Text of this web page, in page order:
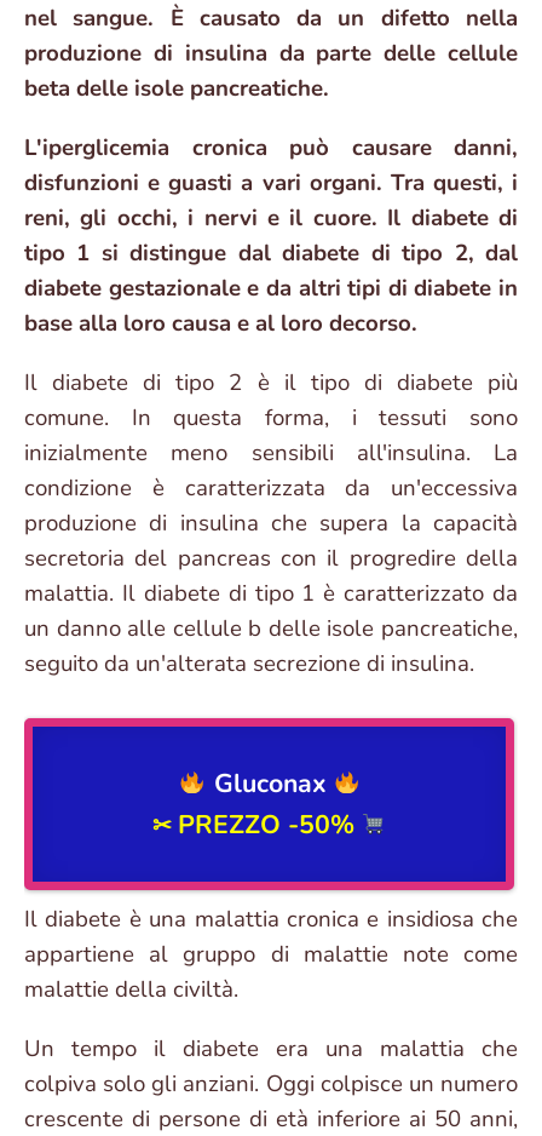
nel sangue. È causato da un difetto nella
produzione di insulina da parte delle cellule
beta delle isole pancreatiche.
L'iperglicemia cronica può causare danni,
disfunzioni e guasti a vari organi. Tra questi, i
reni, gli occhi, i nervi e il cuore. Il diabete di
tipo 1 si distingue dal diabete di tipo 2, dal
diabete gestazionale e da altri tipi di diabete in
base alla loro causa e al loro decorso.
Il diabete di tipo 2 è il tipo di diabete più
comune. In questa forma, i tessuti sono
inizialmente meno sensibili all'insulina. La
condizione è caratterizzata da un'eccessiva
produzione di insulina che supera la capacità
secretoria del pancreas con il progredire della
malattia. Il diabete di tipo 1 è caratterizzato da
un danno alle cellule b delle isole pancreatiche,
seguito da un'alterata secrezione di insulina.
Gluconax
✂ PREZZO -50%
Il diabete è una malattia cronica e insidiosa che
appartiene al gruppo di malattie note come
malattie della civiltà.
Un tempo il diabete era una malattia che
colpiva solo gli anziani. Oggi colpisce un numero
crescente di persone di età inferiore ai 50 anni,